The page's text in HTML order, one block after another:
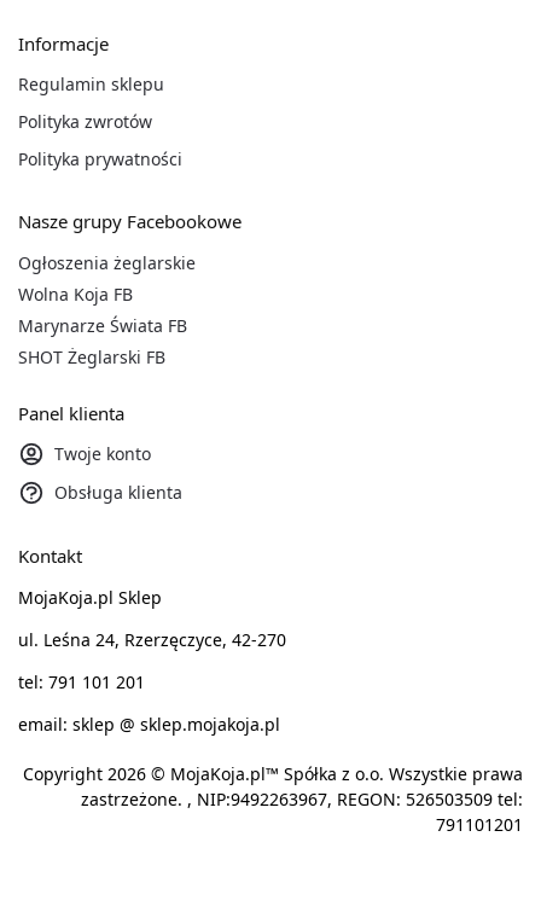
Informacje
Regulamin sklepu
Polityka zwrotów
Polityka prywatności
Nasze grupy Facebookowe
Ogłoszenia żeglarskie
Wolna Koja FB
Marynarze Świata FB
SHOT Żeglarski FB
Panel klienta
Twoje konto
Obsługa klienta
Kontakt
MojaKoja.pl Sklep
ul. Leśna 24, Rzerzęczyce, 42-270
tel: 791 101 201
email: sklep @ sklep.mojakoja.pl
Copyright 2026 © MojaKoja.pl™ Spółka z o.o. Wszystkie prawa
zastrzeżone. , NIP:9492263967, REGON: 526503509 tel:
791101201